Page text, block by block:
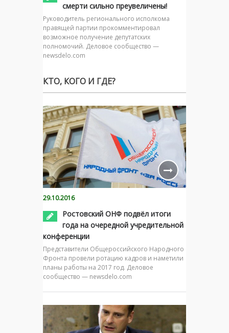
смерти сильно преувеличены!
Руководитель регионального исполкома
правящей партии прокомментировал
возможное получение депутатских
полномочий. Деловое сообщество —
newsdelo.com
КТО, КОГО И ГДЕ?
29.10.2016
Ростовский ОНФ подвёл итоги
года на очередной учредительной
конференции
Представители Общероссийского Народного
Фронта провели ротацию кадров и наметили
планы работы на 2017 год. Деловое
сообщество — newsdelo.com